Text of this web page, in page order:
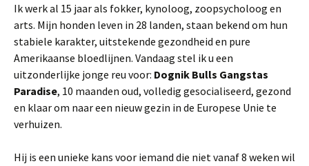
Ik werk al 15 jaar als fokker, kynoloog, zoopsycholoog en
arts. Mijn honden leven in 28 landen, staan bekend om hun
stabiele karakter, uitstekende gezondheid en pure
Amerikaanse bloedlijnen. Vandaag stel ik u een
uitzonderlijke jonge reu voor: Dognik Bulls Gangstas
Paradise, 10 maanden oud, volledig gesocialiseerd, gezond
en klaar om naar een nieuw gezin in de Europese Unie te
verhuizen.
Hij is een unieke kans voor iemand die niet vanaf 8 weken wil